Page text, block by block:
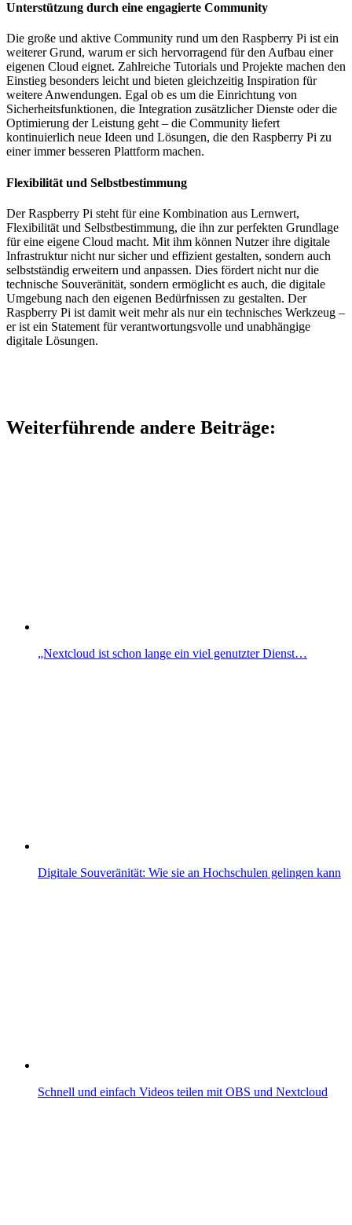
Unterstützung durch eine engagierte Community
Die große und aktive Community rund um den Raspberry Pi ist ein
weiterer Grund, warum er sich hervorragend für den Aufbau einer
eigenen Cloud eignet. Zahlreiche Tutorials und Projekte machen den
Einstieg besonders leicht und bieten gleichzeitig Inspiration für
weitere Anwendungen. Egal ob es um die Einrichtung von
Sicherheitsfunktionen, die Integration zusätzlicher Dienste oder die
Optimierung der Leistung geht – die Community liefert
kontinuierlich neue Ideen und Lösungen, die den Raspberry Pi zu
einer immer besseren Plattform machen.
Flexibilität und Selbstbestimmung
Der Raspberry Pi steht für eine Kombination aus Lernwert,
Flexibilität und Selbstbestimmung, die ihn zur perfekten Grundlage
für eine eigene Cloud macht. Mit ihm können Nutzer ihre digitale
Infrastruktur nicht nur sicher und effizient gestalten, sondern auch
selbstständig erweitern und anpassen. Dies fördert nicht nur die
technische Souveränität, sondern ermöglicht es auch, die digitale
Umgebung nach den eigenen Bedürfnissen zu gestalten. Der
Raspberry Pi ist damit weit mehr als nur ein technisches Werkzeug –
er ist ein Statement für verantwortungsvolle und unabhängige
digitale Lösungen.
Weiterführende andere Beiträge:
„Nextcloud ist schon lange ein viel genutzter Dienst…
Digitale Souveränität: Wie sie an Hochschulen gelingen kann
Schnell und einfach Videos teilen mit OBS und Nextcloud